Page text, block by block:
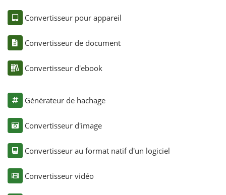
Convertisseur pour appareil
Convertisseur de document
Convertisseur d'ebook
Générateur de hachage
Convertisseur d'image
Convertisseur au format natif d'un logiciel
Convertisseur vidéo